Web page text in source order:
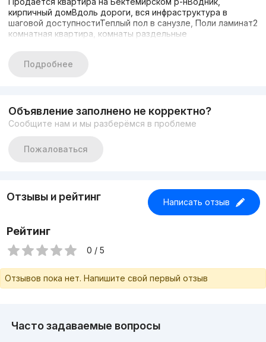
кирпичный домВдоль дороги, вся инфраструктура в
шаговой доступностиТеплый пол в санузле, Поли ламинат2
комнатная квартира, комнаты раздельные
Подробнее
Объявление заполнено не корректно?
Сообщите нам и мы разберёмся в проблеме
Пожаловаться
Отзывы и рейтинг Написать отзыв
Рейтинг
0 / 5
Отзывов пока нет. Напишите свой первый отзыв
Часто задаваемые вопросы